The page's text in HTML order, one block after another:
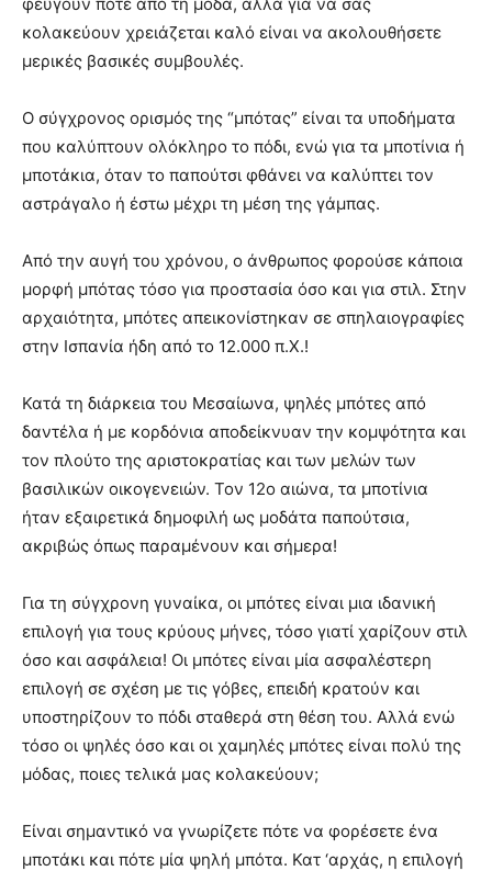
κολακεύουν χρειάζεται καλό είναι να ακολουθήσετε
μερικές βασικές συμβουλές.
Ο σύγχρονος ορισμός της “μπότας” είναι τα υποδήματα
που καλύπτουν ολόκληρο το πόδι, ενώ για τα μποτίνια ή
μποτάκια, όταν το παπούτσι φθάνει να καλύπτει τον
αστράγαλο ή έστω μέχρι τη μέση της γάμπας.
Από την αυγή του χρόνου, ο άνθρωπος φορούσε κάποια
μορφή μπότας τόσο για προστασία όσο και για στιλ. Στην
αρχαιότητα, μπότες απεικονίστηκαν σε σπηλαιογραφίες
στην Ισπανία ήδη από το 12.000 π.Χ.!
Κατά τη διάρκεια του Μεσαίωνα, ψηλές μπότες από
δαντέλα ή με κορδόνια αποδείκνυαν την κομψότητα και
τον πλούτο της αριστοκρατίας και των μελών των
βασιλικών οικογενειών. Τον 12ο αιώνα, τα μποτίνια
ήταν εξαιρετικά δημοφιλή ως μοδάτα παπούτσια,
ακριβώς όπως παραμένουν και σήμερα!
Για τη σύγχρονη γυναίκα, οι μπότες είναι μια ιδανική
επιλογή για τους κρύους μήνες, τόσο γιατί χαρίζουν στιλ
όσο και ασφάλεια! Οι μπότες είναι μία ασφαλέστερη
επιλογή σε σχέση με τις γόβες, επειδή κρατούν και
υποστηρίζουν το πόδι σταθερά στη θέση του. Αλλά ενώ
τόσο οι ψηλές όσο και οι χαμηλές μπότες είναι πολύ της
μόδας, ποιες τελικά μας κολακεύουν;
Είναι σημαντικό να γνωρίζετε πότε να φορέσετε ένα
μποτάκι και πότε μία ψηλή μπότα. Κατ ‘αρχάς, η επιλογή